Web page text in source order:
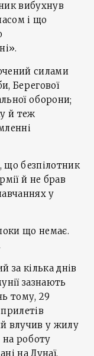
вибухнув
і що
силами
Берегової
оборони;
й теж
що безпілотник
й не брав
у
що немає.
за кілька днів
зазнають
тому, 29
влучив у жилу
на роботу
на Дунаї.